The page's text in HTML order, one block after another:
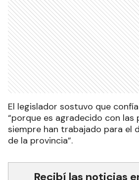
El legislador sostuvo que
“porque es agradecido con las
siempre han trabajado para el
de la provincia”.
Recibí las noticias